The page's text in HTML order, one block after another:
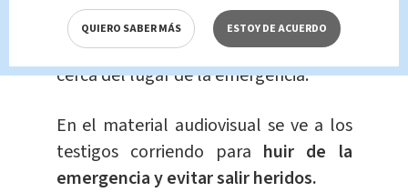
grabado, en este se vio el pánico que
vivieron las personas que estaban
cerca del lugar de la emergencia.
En el material audiovisual se ve a los
testigos corriendo para huir de la
emergencia y evitar salir heridos.
QUIERO SABER MÁS ESTOY DE ACUERDO